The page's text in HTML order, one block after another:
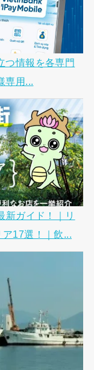
つ情報を各専門
専用...
新ガイド！｜リ
17選！｜飲...